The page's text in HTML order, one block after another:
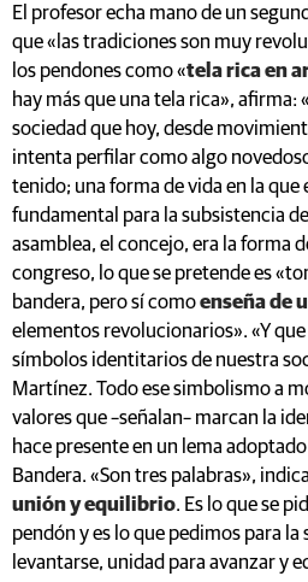
El profesor echa mano de un
que «las tradiciones son muy
los pendones como «tela rica en
hay más que una tela rica», afirma:
sociedad que hoy, desde
intenta perfilar como algo
tenido; una forma de vida en la que
fundamental para la subsistencia
asamblea, el concejo, era la forma
congreso, lo que se pretende es
bandera, pero sí comoenseña de
elementos revolucionarios». «Y
símbolos identitarios de nuestra
Martínez. Todo ese simbolismo a
valores que –señalan– marcan la
hace presente en un lema
Bandera. «Son tres palabras»,
unión y equilibrio. Es lo que se
pendón y es lo que pedimos para la
levantarse, unidad para avanzar y